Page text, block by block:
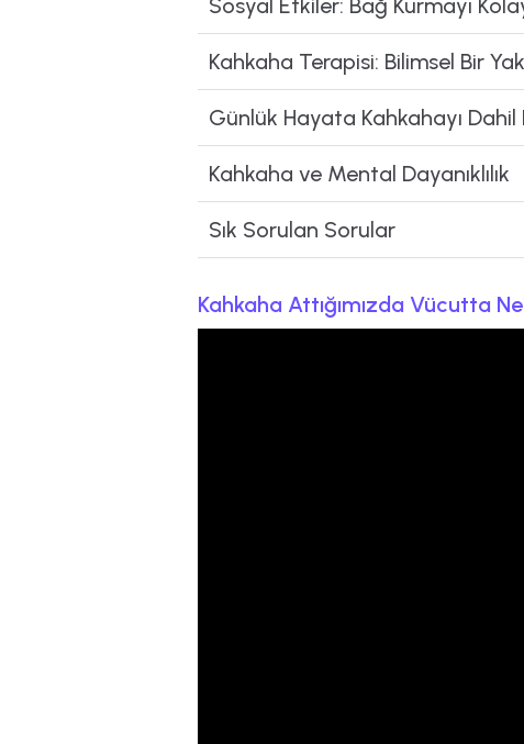
Sosyal Etkiler: Bağ Kurmayı
Kahkaha Terapisi: Bilimsel Bir
Günlük Hayata Kahkahayı Dahil
Kahkaha ve Mental Dayanıklılık
Sık Sorulan Sorular
Kahkaha Attığımızda Vücutta